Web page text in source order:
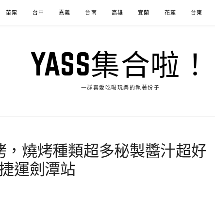
苗栗 台中 嘉義 台南 高雄 宜蘭 花蓮 台東
YASS集合啦！
一群喜愛吃喝玩樂的執著份子
燒烤種類超多秘製醬汁超好
運劍潭站